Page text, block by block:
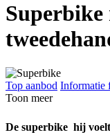
Superbike
Top aanbod Informatie
Toon meer
De superbike  hij